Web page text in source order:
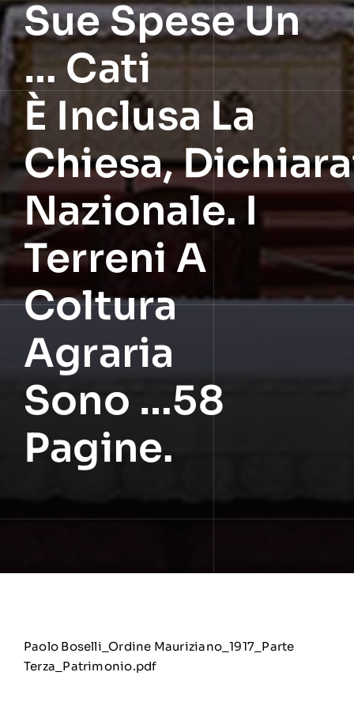
Sue Spese Un
… Cati
È Inclusa La
Chiesa,
Nazionale. I
Terreni A
Coltura
Agraria
Sono …58
Pagine.
Paolo Boselli_Ordine Mauriziano_1917_Parte
Terza_Patrimonio.pdf